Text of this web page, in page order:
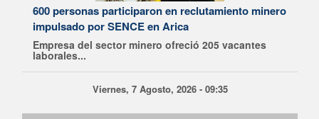
600 personas participaron en reclutamiento minero
impulsado por SENCE en Arica
Empresa del sector minero ofreció 205 vacantes
laborales...
Viernes, 7 Agosto, 2026 - 09:35